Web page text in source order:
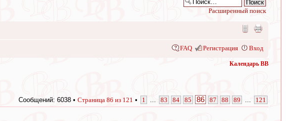
Расширенный поиск
FAQ Регистрация Вход
Календарь ВВ
Сообщений: 6038 • Страница 86 из 121 • 1 83 84 85 86 87 88 89 121